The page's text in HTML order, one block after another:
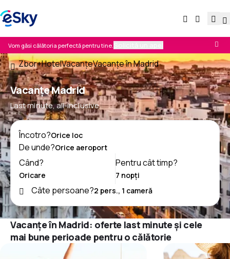
Vom găsi călătoria perfectă pentru tine.
Zbor+HotelVacanţeVacanţe în Madrid
Vacanţe Madrid
Last minute, all-inclusive
Încotro?
De unde?
Când?
Pentru cât timp?
Câte persoane?
Vacanțe în Madrid: oferte last minute și cele
mai bune perioade pentru o călătorie